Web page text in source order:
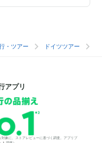
・ツアー ドイツツアー
アプリ
象に、ストアレビューに基づく調査。アプリブ